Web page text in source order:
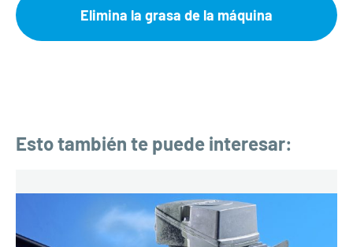
Elimina la grasa de la máquina
Esto también te puede interesar: